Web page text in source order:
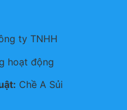
ty TNHH
hoạt động
Chề A Sủi